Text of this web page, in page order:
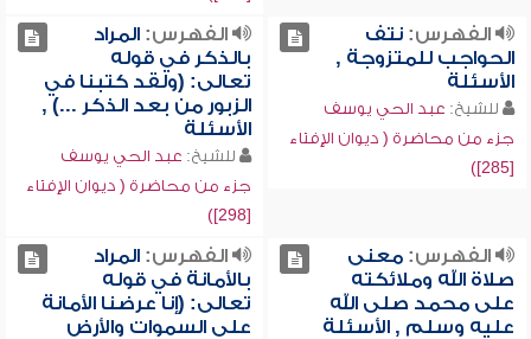
الفهرس:نتف
الحواجب للمتزوجة ,
الأسئلة
للشيخ: عبد الحي يوسف
جزء من محاضرة ( ديوان الإفتاء
[285])
الفهرس:المراد
بالذكر في قوله
تعالى: (ولقد كتبنا في
الزبور من بعد الذكر ...) ,
الأسئلة
للشيخ: عبد الحي يوسف
جزء من محاضرة ( ديوان الإفتاء
[298])
الفهرس:معنى
صلاة الله وملائكته
على محمد صلى الله
عليه وسلم , الأسئلة
الفهرس:المراد
بالأمانة في قوله
تعالى: (إنا عرضنا الأمانة
على السموات والأرض